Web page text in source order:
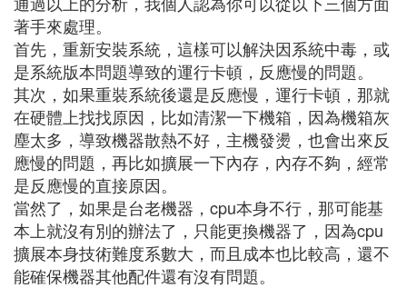
著手來處理。
首先，重新安裝系統，這樣可以解決因系統中毒，或
是系統版本問題導致的運行卡頓，反應慢的問題。
其次，如果重裝系統後還是反應慢，運行卡頓，那就
在硬體上找找原因，比如清潔一下機箱，因為機箱灰
塵太多，導致機器散熱不好，主機發燙，也會出來反
應慢的問題，再比如擴展一下內存，內存不夠，經常
是反應慢的直接原因。
當然了，如果是台老機器，cpu本身不行，那可能基
本上就沒有別的辦法了，只能更換機器了，因為cpu
擴展本身技術難度系數大，而且成本也比較高，還不
能確保機器其他配件還有沒有問題。